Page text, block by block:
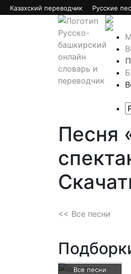
Казахский переводчик Русские
Песня
<< Все песни
Все песни